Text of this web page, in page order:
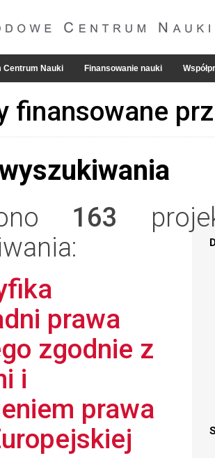
Centrum Nauki Finansowanie nauki
finansowane
163
prawa
zgodnie z
i
prawa